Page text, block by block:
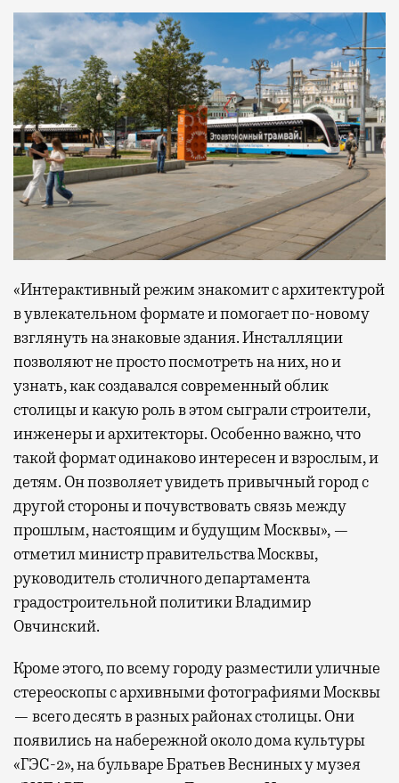
«Интерактивный режим знакомит с архитектурой
в увлекательном формате и помогает по-новому
взглянуть на знаковые здания. Инсталляции
позволяют не просто посмотреть на них, но и
узнать, как создавался современный облик
столицы и какую роль в этом сыграли строители,
инженеры и архитекторы. Особенно важно, что
такой формат одинаково интересен и взрослым, и
детям. Он позволяет увидеть привычный город с
другой стороны и почувствовать связь между
прошлым, настоящим и будущим Москвы», —
отметил министр правительства Москвы,
руководитель столичного департамента
градостроительной политики Владимир
Овчинский.
Кроме этого, по всему городу разместили уличные
стереоскопы с архивными фотографиями Москвы
— всего десять в разных районах столицы. Они
появились на набережной около дома культуры
«ГЭС-2», на бульваре Братьев Весниных у музея